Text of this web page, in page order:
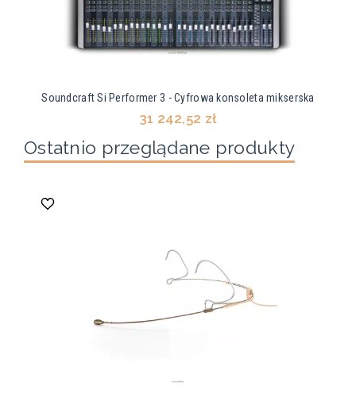
Soundcraft Si Performer 3 - Cyfrowa konsoleta mikserska
31 242,52 zł
Ostatnio przeglądane produkty